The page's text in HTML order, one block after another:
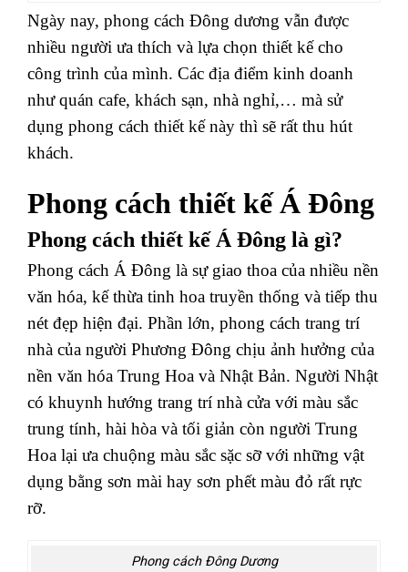
Ngày nay, phong cách Đông dương vẫn được
nhiều người ưa thích và lựa chọn thiết kế cho
công trình của mình. Các địa điểm kinh doanh
như quán cafe, khách sạn, nhà nghỉ,… mà sử
dụng phong cách thiết kế này thì sẽ rất thu hút
khách.
Phong cách thiết kế Á Đông
Phong cách thiết kế Á Đông là gì?
Phong cách Á Đông là sự giao thoa của nhiều nền
văn hóa, kế thừa tinh hoa truyền thống và tiếp thu
nét đẹp hiện đại. Phần lớn, phong cách trang trí
nhà của người Phương Đông chịu ảnh hưởng của
nền văn hóa Trung Hoa và Nhật Bản. Người Nhật
có khuynh hướng trang trí nhà cửa với màu sắc
trung tính, hài hòa và tối giản còn người Trung
Hoa lại ưa chuộng màu sắc sặc sỡ với những vật
dụng bằng sơn mài hay sơn phết màu đỏ rất rực
rỡ.
Phong cách Đông Dương